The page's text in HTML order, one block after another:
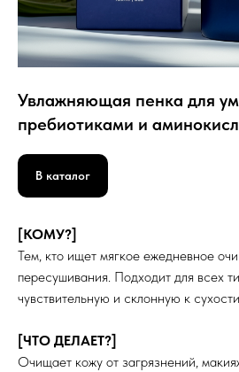
Увлажняющая пенка для
пребиотиками и
В каталог
[КОМУ?]
Тем, кто ищет мягкое ежедневное
пересушивания. Подходит для всех
чувствительную и склонную к
[ЧТО ДЕЛАЕТ?]
Очищает кожу от загрязнений,